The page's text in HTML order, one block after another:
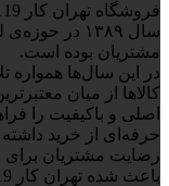
سال ۱۳۸۹ در
مشتریان بوده است.
در این سال‌ها همواره
کالاها از میان
اصلی و باکیفیت را
حرفه‌ای از خرید داشته
رضایت مشتریان برای